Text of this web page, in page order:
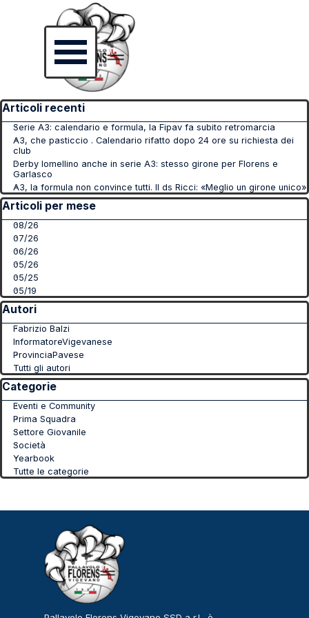
Salta menù
Salta blocco Articoli recenti
Articoli recenti
Serie A3: calendario e formula, la Fipav fa subito retromarcia
A3, che pasticcio . Calendario rifatto dopo 24 ore su richiesta dei
club
Derby lomellino anche in serie A3: stesso girone per Florens e
Garlasco
A3, la formula non convince tutti. Il ds Ricci: «Meglio un girone unico»
Salta blocco Articoli per mese
Articoli per mese
08/26
07/26
06/26
05/26
05/25
05/19
Salta blocco Autori
Autori
Fabrizio Balzi
InformatoreVigevanese
ProvinciaPavese
Tutti gli autori
Salta blocco Categorie
Categorie
Eventi e Community
Prima Squadra
Settore Giovanile
Società
Yearbook
Tutte le categorie